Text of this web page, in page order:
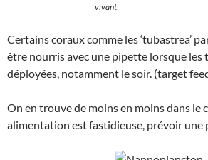
vivant
Certains coraux comme les ‘tubastrea’
être nourris avec une pipette lorsque les
déployées, notamment le soir. (target
On en trouve de moins en moins dans le
alimentation est fastidieuse, prévoir